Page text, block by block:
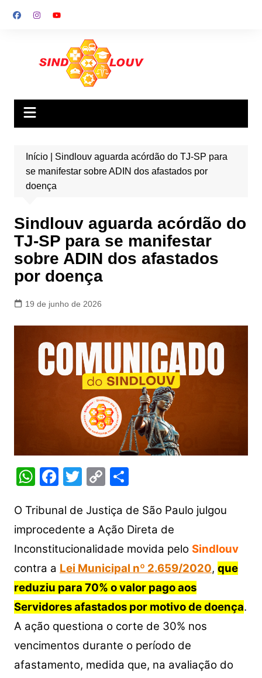
para
Início| Sindlouv aguarda acórdão do TJ-SP para
se manifestar sobre ADIN dos afastados por
doença
Sindlouv aguarda acórdão do
TJ-SP para se manifestar
sobre ADIN dos afastados
por doença
19 de junho de 2026
W
at
s
A
p
p
F
c
e
b
o
o
k
T
itt
er
C
p
y
Li
n
k
S
ar
e
O Tribunal de Justiça de São Paulo julgou
improcedente a Ação Direta de
Inconstitucionalidade movida pelo Sindlouv
contra a Lei Municipal nº 2.659/2020, que
reduziu para 70% o valor pago aos
Servidores afastados por motivo de doença.
A ação questiona o corte de 30% nos
vencimentos durante o período de
afastamento, medida que, na avaliação do